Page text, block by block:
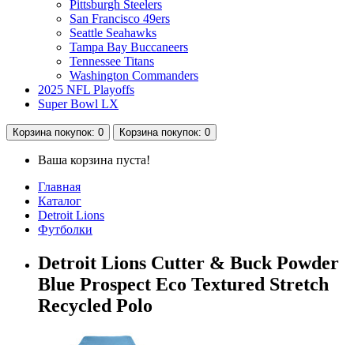
Pittsburgh Steelers
San Francisco 49ers
Seattle Seahawks
Tampa Bay Buccaneers
Tennessee Titans
Washington Commanders
2025 NFL Playoffs
Super Bowl LX
Корзина покупок: 0 Корзина покупок: 0
Ваша корзина пуста!
Главная
Каталог
Detroit Lions
Футболки
Detroit Lions Cutter & Buck Powder
Blue Prospect Eco Textured Stretch
Recycled Polo